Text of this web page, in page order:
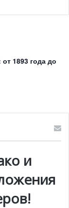
1893 года до
и